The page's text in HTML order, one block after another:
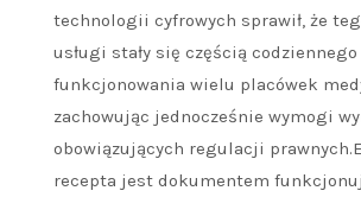
technologii cyfrowych sprawił, że
usługi stały się częścią codziennego
funkcjonowania wielu placówek
zachowując jednocześnie wymogi
obowiązujących regulacji
recepta jest dokumentem